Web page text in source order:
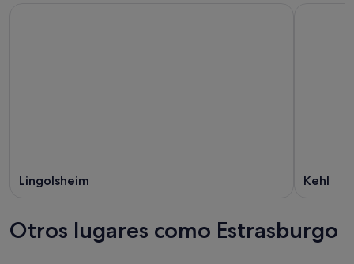
Lingolsheim Kehl
Otros lugares como Estrasburgo